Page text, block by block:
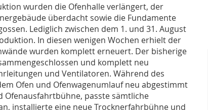
wurden die Ofenhalle verlängert, der
überdacht sowie die Fundamente
Lediglich zwischen dem 1. und 31. August
In diesen wenigen Wochen erhielt der
wurden komplett erneuert. Der bisherige
und komplett neu
und Ventilatoren. Während des
Ofen und Ofenwagenumlauf neu abgestimmt
Ofenausfahrtbühne, passte sämtliche
installierte eine neue Trocknerfahrbühne und